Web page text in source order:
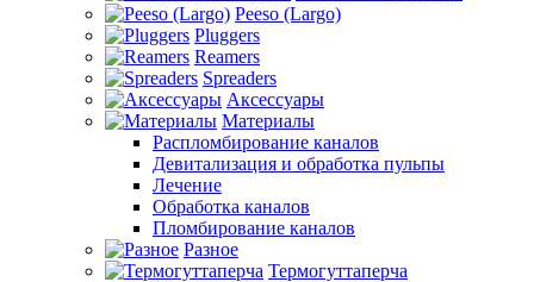
Peeso (Largo)
Pluggers
Reamers
Spreaders
Аксессуары
Материалы
Распломбирование каналов
Девитализация и обработка пульпы
Лечение
Обработка каналов
Пломбирование каналов
Разное
Термогуттаперча